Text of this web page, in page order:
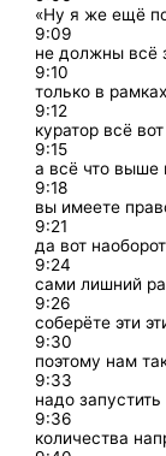
«Ну я же ещё
9:09
не должны всё
9:10
только в
9:12
куратор всё
9:15
а всё что выше
9:18
вы имеете
9:21
да вот
9:24
сами лишний
9:26
соберёте эти
9:30
поэтому нам
9:33
надо
9:36
количества